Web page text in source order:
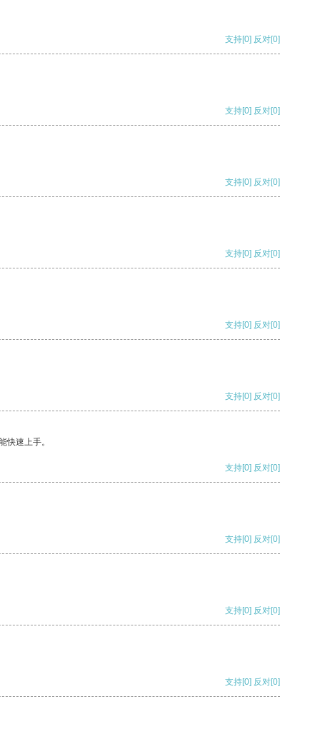
支持[0] 反对[0]
支持[0] 反对[0]
支持[0] 反对[0]
支持[0] 反对[0]
支持[0] 反对[0]
支持[0] 反对[0]
快速上手。
支持[0] 反对[0]
支持[0] 反对[0]
支持[0] 反对[0]
支持[0] 反对[0]